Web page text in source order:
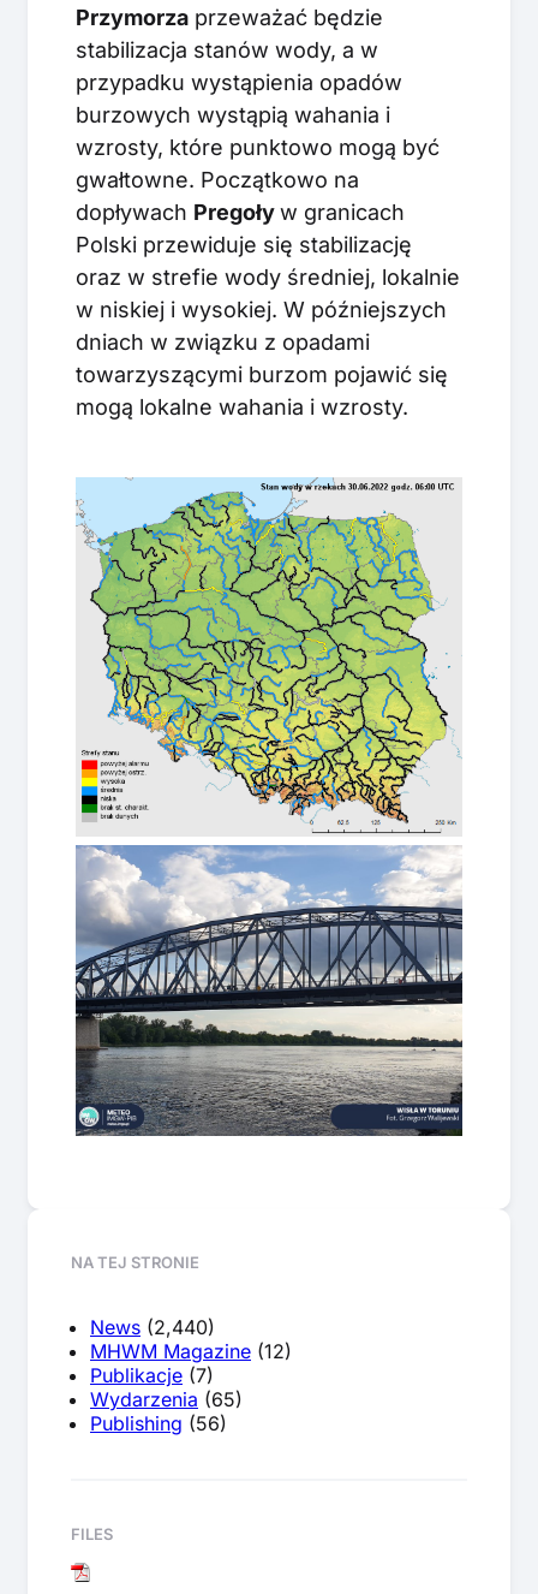
Przymorza przeważać będzie
stabilizacja stanów wody, a w
przypadku wystąpienia opadów
burzowych wystąpią wahania i
wzrosty, które punktowo mogą być
gwałtowne. Początkowo na
dopływach Pregoływ granicach
Polski przewiduje się stabilizację
oraz w strefie wody średniej, lokalnie
w niskiej i wysokiej. W późniejszych
dniach w związku z opadami
towarzyszącymi burzom pojawić się
mogą lokalne wahania i wzrosty.
NA TEJ STRONIE
News (2,440)
MHWM Magazine (12)
Publikacje (7)
Wydarzenia (65)
Publishing (56)
FILES